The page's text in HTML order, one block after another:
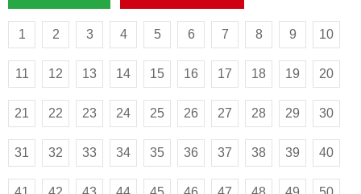
1 2 3 4 5 6 7 8 9 10
11 12 13 14 15 16 17 18 19 20
21 22 23 24 25 26 27 28 29 30
31 32 33 34 35 36 37 38 39 40